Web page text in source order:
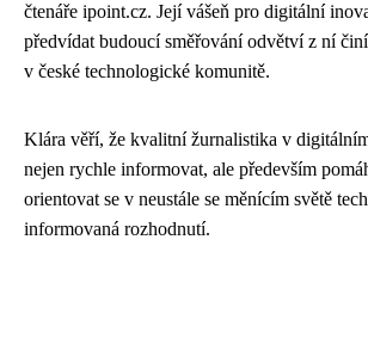
čtenáře ipoint.cz. Její vášeň pro digitální
předvídat budoucí směřování odvětví z ní
v české technologické komunitě.
Klára věří, že kvalitní žurnalistika v
nejen rychle informovat, ale především
orientovat se v neustále se měnícím světě
informovaná rozhodnutí.